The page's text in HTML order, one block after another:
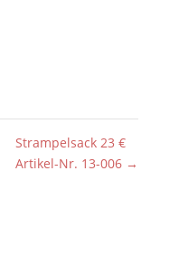
Strampelsack 23 €
Artikel-Nr. 13-006 →